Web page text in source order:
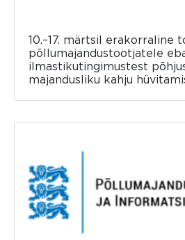
10.–17. märtsil erakorraline
põllumajandustootjatele
ilmastikutingimustest
majandusliku kahju